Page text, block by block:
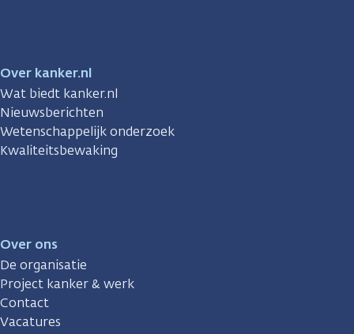
Over kanker.nl
Wat biedt kanker.nl
Nieuwsberichten
Wetenschappelijk onderzoek
Kwaliteitsbewaking
Over ons
De organisatie
Project kanker & werk
Contact
Vacatures